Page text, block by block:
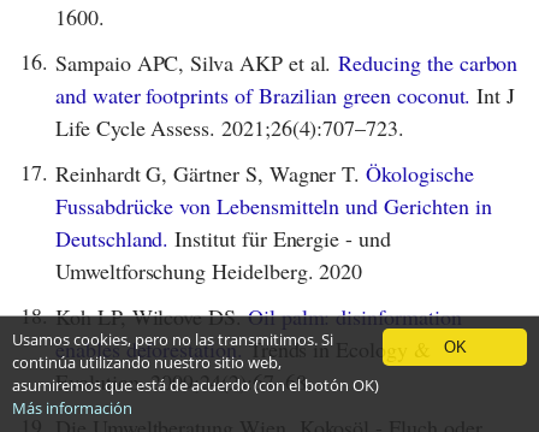
1600.
16. Sampaio APC, Silva AKP et al.Reducing the carbon
and water footprints of Brazilian green coconut. Int J
Life Cycle Assess. 2021;26(4):707–723.
17. Reinhardt G, Gärtner S, Wagner T.Ökologische
Fussabdrücke von Lebensmitteln und Gerichten in
Deutschland. Institut für Energie - und
Umweltforschung Heidelberg. 2020
18. Koh LP, Wilcove DS.Oil palm: disinformation
enables deforestation.Trends in Ecology &
Evolution. 2009;24(2):67–68.
OK
Usamos cookies, pero no las transmitimos. Si
continúa utilizando nuestro sitio web,
asumiremos que está de acuerdo (con el botón OK)
Más información